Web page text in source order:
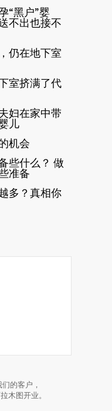
“黑户”婴
不出也接不
仍在地下室
室挤满了代
妇在家中带
儿
机会
些什么？ 做
准备
多？真相你
的客户，
木图开业。